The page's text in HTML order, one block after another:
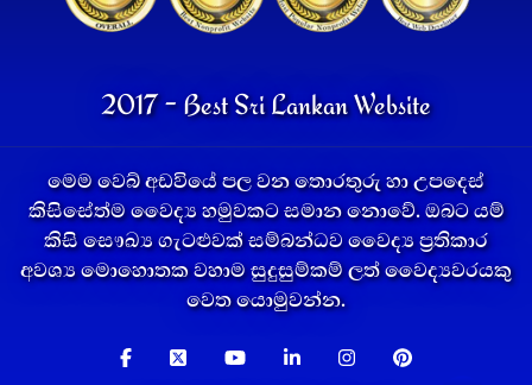
2017 - Best Sri Lankan Website
මෙම වෙබ් අඩවියේ පල වන තොරතුරු හා උපදෙස්
කිසිසේත්ම වෛද්‍ය හමුවකට සමාන නොවේ. ඔබට යම්
කිසි සෞඛ්‍ය ගැටළුවක් සම්බන්ධව වෛද්‍ය ප්‍රතිකාර
අවශ්‍ය මොහොතක වහාම සුදුසුම්කම් ලත් වෛද්‍යවරයකු
වෙත යොමුවන්න.